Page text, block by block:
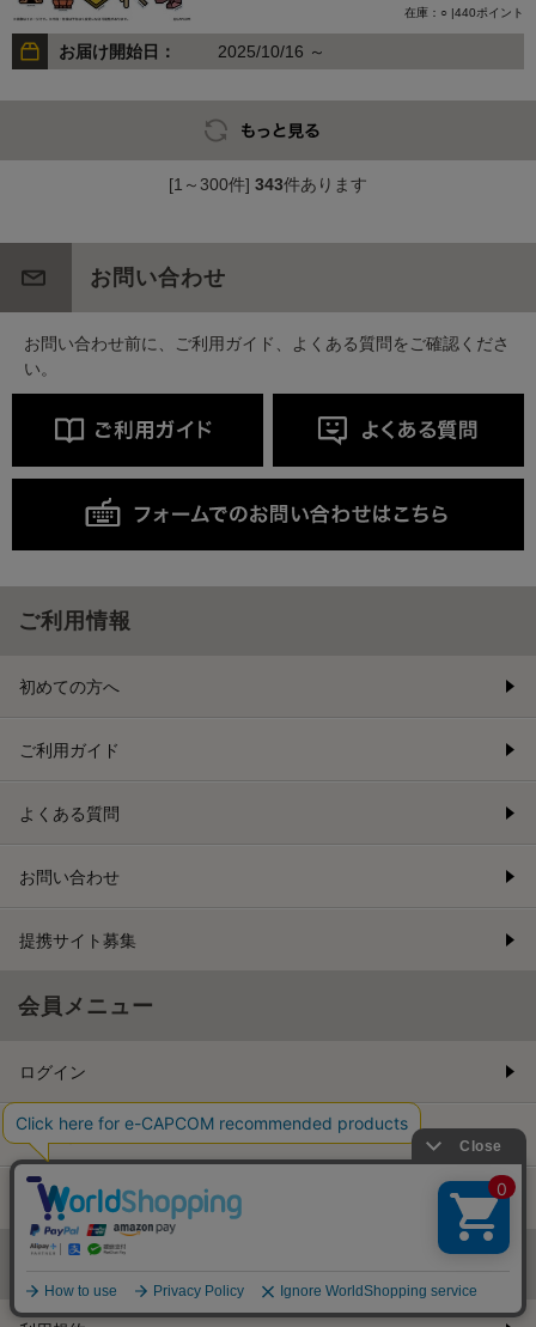
在庫：○ |440ポイント
お届け開始日： 2025/10/16 ～
[1～300件] 343件あります
お問い合わせ
お問い合わせ前に、ご利用ガイド、よくある質問をご確認くださ
い。
ご利用情報
初めての方へ
ご利用ガイド
よくある質問
お問い合わせ
提携サイト募集
会員メニュー
ログイン
新規会員登録
メルマガ登録